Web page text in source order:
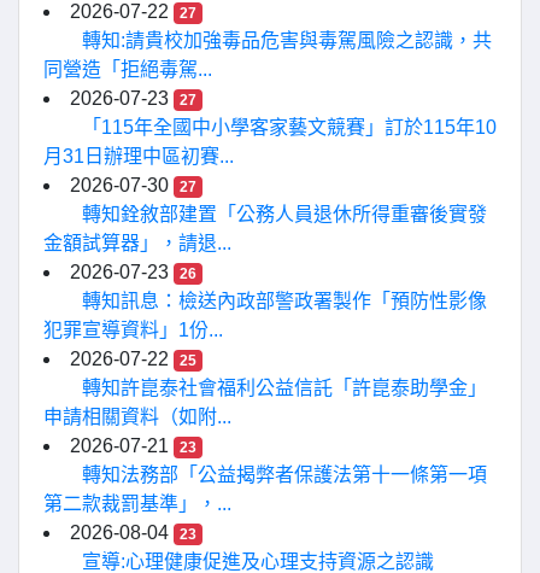
2026-07-22
27
轉知:請貴校加強毒品危害與毒駕風險之認識，共
同營造「拒絕毒駕...
2026-07-23
27
「115年全國中小學客家藝文競賽」訂於115年10
月31日辦理中區初賽...
2026-07-30
27
轉知銓敘部建置「公務人員退休所得重審後實發
金額試算器」，請退...
2026-07-23
26
轉知訊息：檢送內政部警政署製作「預防性影像
犯罪宣導資料」1份...
2026-07-22
25
轉知許崑泰社會福利公益信託「許崑泰助學金」
申請相關資料（如附...
2026-07-21
23
轉知法務部「公益揭弊者保護法第十一條第一項
第二款裁罰基準」，...
2026-08-04
23
宣導:心理健康促進及心理支持資源之認識